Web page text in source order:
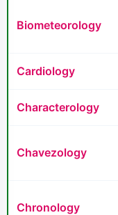
Biometeorology
Cardiology
Characterology
Chavezology
Chronology